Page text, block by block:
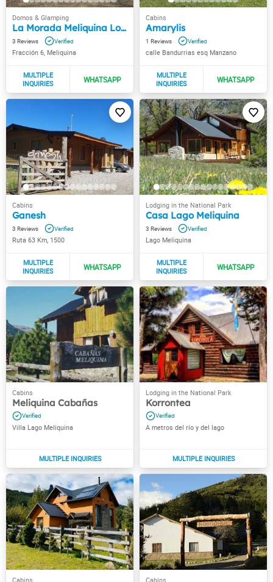
La Morada Meliquina Lodge & Glamping
3
Fracción 6, Meliquina
Amarylis
1
calle Bandurrias esq Manzano
Ganesh
3
Ruta 63 Km, 1500
Casa Lago Meliquina
3
Lago Meliquina
Meliquina Cabañas
Villa Lago Meliquina
Korrontea
A metros del río y del lago